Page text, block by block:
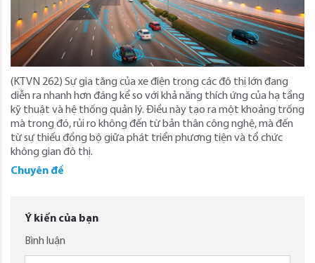
(KTVN 262) Sự gia tăng của xe điện trong các đô thị lớn đang
diễn ra nhanh hơn đáng kể so với khả năng thích ứng của hạ tầng
kỹ thuật và hệ thống quản lý. Điều này tạo ra một khoảng trống
mà trong đó, rủi ro không đến từ bản thân công nghệ, mà đến
từ sự thiếu đồng bộ giữa phát triển phương tiện và tổ chức
không gian đô thị.
Chuyên đề
Ý kiến của bạn
Bình luận